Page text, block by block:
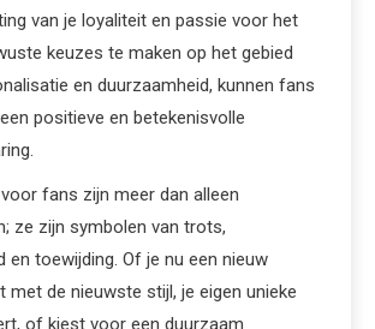
van je loyaliteit en passie voor het
keuzes te maken op het gebied
en duurzaamheid, kunnen fans
positieve en betekenisvolle
fans zijn meer dan alleen
ze zijn symbolen van trots,
en toewijding. Of je nu een nieuw
met de nieuwste stijl, je eigen unieke
of kiest voor een duurzaam